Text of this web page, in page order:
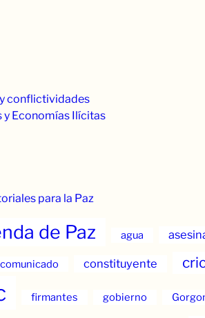
conflictividades
y Economías Ilícitas
para la Paz
de Paz agua
comunicado constituyente
firmantes gobierno